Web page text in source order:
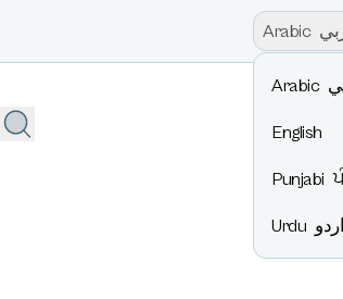
Arabic
Arabic
English
Punjabi
Urdu اردو